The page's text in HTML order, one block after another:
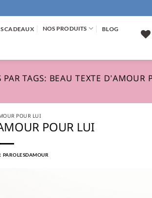
CADEAUX NOS PRODUITS BLOG
TAGS: BEAU TEXTE D’AMOUR
POUR LUI
POUR LUI
PAROLESDAMOUR